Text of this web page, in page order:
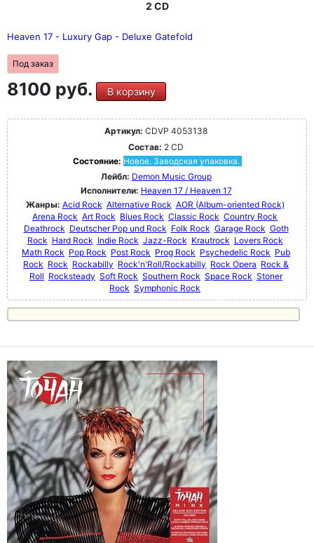
2 CD
Heaven 17 - Luxury Gap - Deluxe Gatefold
Под заказ
8100 руб. В корзину
Артикул: CDVP 4053138
Состав: 2 CD
Состояние: Новое. Заводская упаковка.
Лейбл: Demon Music Group
Исполнители: Heaven 17 / Heaven 17
Жанры: Acid Rock Alternative Rock AOR (Album-oriented Rock)
Arena Rock Art Rock Blues Rock Classic Rock Country Rock
Deathrock Deutscher Pop und Rock Folk Rock Garage Rock Goth
Rock Hard Rock Indie Rock Jazz-Rock Krautrock Lovers Rock
Math Rock Pop Rock Post Rock Prog Rock Psychedelic Rock Pub
Rock Rock Rockabilly Rock'n'Roll/Rockabilly Rock Opera Rock &
Roll Rocksteady Soft Rock Southern Rock Space Rock Stoner
Rock Symphonic Rock